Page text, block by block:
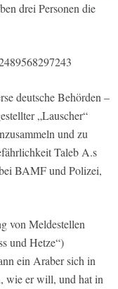
drei Personen die
deutsche Behörden –
„Lauscher“
und zu
Taleb A.s
BAMF und Polizei,
von Meldestellen
und Hetze“)
ein Araber sich in
wie er will, und hat in